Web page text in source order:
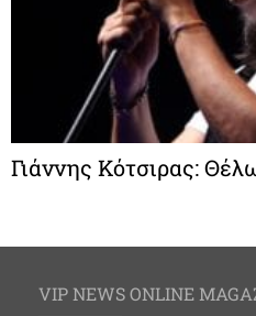
Γιάννης Κότσιρας:
VIP NEWS ONLINE